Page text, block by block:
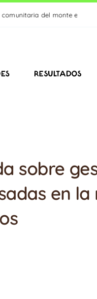
es clave para crear
RESULTADOS
sobre
en